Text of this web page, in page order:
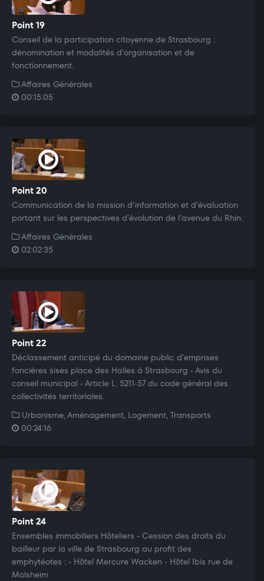
Point 19
Conseil de la participation citoyenne de Strasbourg :
dénomination et modalités d’organisation et de
fonctionnement.
Affaires Générales
00:15:05
Point 20
Communication de la mission d'information et d'évaluation
portant sur les perspectives d'évolution de l'avenue du Rhin.
Affaires Générales
02:02:35
Point 22
Déclassement anticipé du domaine public d’emprises
foncières sises place des Halles à Strasbourg - Avis du
conseil municipal - Article L. 5211-57 du code général des
collectivités territoriales.
Urbanisme, Aménagement, Logement, Transports
00:24:16
Point 24
Ensembles immobiliers Hôteliers - Cession des droits du
bailleur par la ville de Strasbourg au profit des
emphytéotes : - Hôtel Mercure Wacken - Hôtel Ibis rue de
Molsheim